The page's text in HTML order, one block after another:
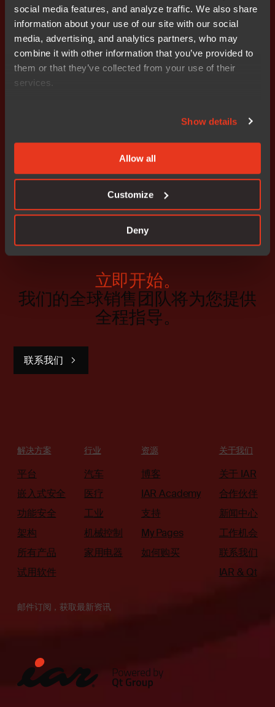
social media features, and analyze traffic. We also share
information about your use of our site with our social
media, advertising, and analytics partners, who may
combine it with other information that you’ve provided to
them or that they’ve collected from your use of their
services.
Show details
Allow all
Customize
Deny
Blog
CI/CD
为什么Zephyr RTOS搭配IAR是嵌入式开发团队的
立即开始。
我们的全球销售团队将为您提供
全程指导。
联系我们
解决方案
平台
嵌入式安全
功能安全
架构
所有产品
试用软件
行业
汽车
医疗
工业
机械控制
家用电器
资源
博客
IAR Academy
支持
My Pages
如何购买
关于我们
关于 IAR
合作伙伴
新闻中心
工作机会
联系我们
IAR & Qt
邮件订阅，获取最新资讯